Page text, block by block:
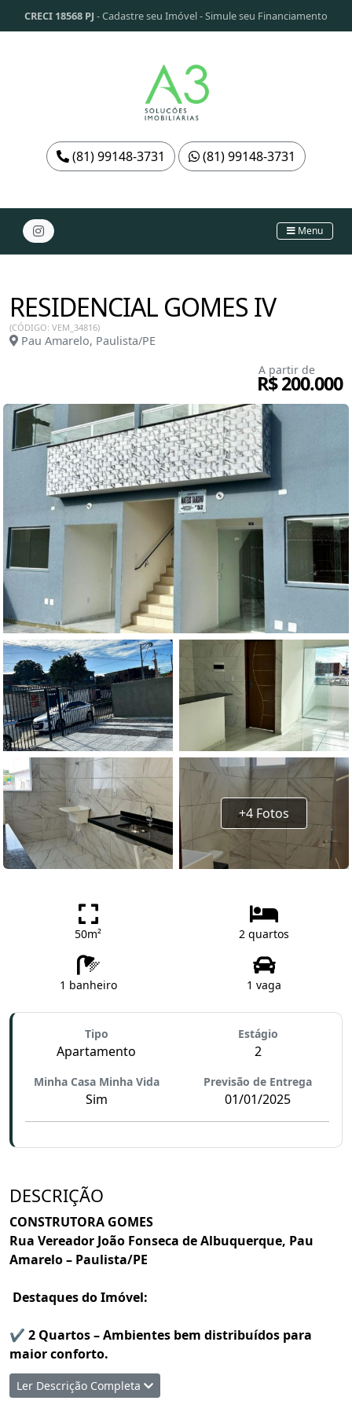
CRECI 18568 PJ -Cadastre seu Imóvel-Simule seu Financiamento
(81) 99148-3731 (81) 99148-3731
Menu
RESIDENCIAL GOMES IV
(CÓDIGO: VEM_34816)
Pau Amarelo, Paulista/PE
A partir de
R$ 200.000
+4 Fotos
50m² 2 quartos
1 banheiro 1 vaga
Tipo
Apartamento
Estágio
2
Minha Casa Minha Vida
Sim
Previsão de Entrega
01/01/2025
DESCRIÇÃO
CONSTRUTORA GOMES
Rua Vereador João Fonseca de Albuquerque, Pau
Amarelo – Paulista/PE
Destaques do Imóvel:
✔ 2 Quartos – Ambientes bem distribuídos para
maior conforto.
✔ 1 Banheiro – Funcional e prático.
✔ Cozinha Americana – Integrada à sala, perfeita
Ler Descrição Completa